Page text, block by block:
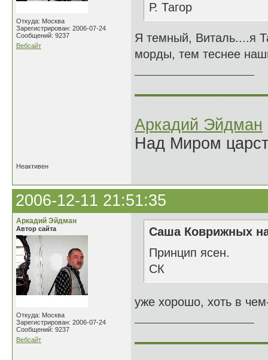
Откуда: Москва
Зарегистрирован: 2006-07-24
Сообщений: 9237
Вебсайт
Р. Тагор
Я темный, Виталь....я
морды, тем теснее
Аркадий Эйдман
Над Миром
Неактивен
2006-12-11 21:51:35
Аркадий Эйдман
Автор сайта
Откуда: Москва
Зарегистрирован: 2006-07-24
Сообщений: 9237
Вебсайт
Саша Коврижных
Принцип ясен.
СК
уже хорошо, хоть в